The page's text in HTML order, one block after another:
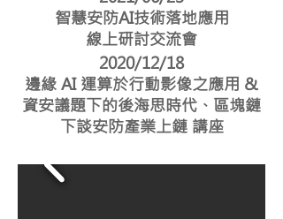
智慧安防AI技術落地應用
線上研討交流會
2020/12/18
邊緣 AI 運算於行動影像之應用 &
資安議題下的後海思時代、區塊鏈
下談安防產業上鏈 講座